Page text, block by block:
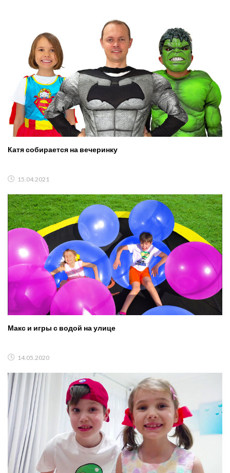
Катя собирается на вечеринку
15.04.2021
Макс и игры с водой на улице
14.05.2020